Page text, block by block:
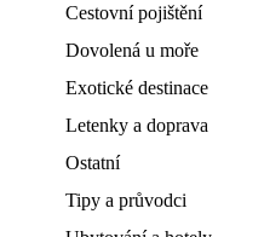
Cestovní pojištění
Dovolená u moře
Exotické destinace
Letenky a doprava
Ostatní
Tipy a průvodci